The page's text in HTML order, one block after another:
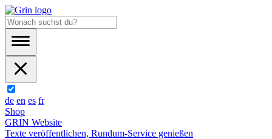
de en es fr
Shop
GRIN Website
Texte veröffentlichen, Rundum-Service genießen